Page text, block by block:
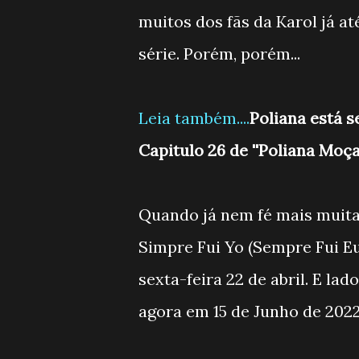
muitos dos fãs da Karol já
série. Porém, porém...
Leia também....Poliana está
Capitulo 26 de ''Poliana
Quando já nem fé mais
Simpre Fui Yo (Sempre Fui
sexta-feira 22 de abril. E
agora em 15 de Junho de